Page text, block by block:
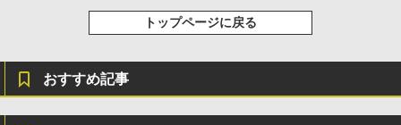
方 マニュアル AI副業にもコンテンツ作成
にもKindle出版にも！ 非エンジニアのた
￥22,980
Amazon Kindle Colorsoft | 16GBストレ
売)
トップページに戻る
おすすめ記事